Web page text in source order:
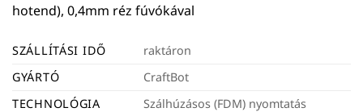
hotend), 0,4mm réz fúvókával
SZÁLLÍTÁSI IDŐ
raktáron
GYÁRTÓ
CraftBot
TECHNOLÓGIA
Szálhúzásos (FDM) nyomtatás